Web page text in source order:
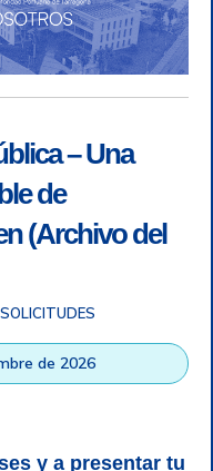
SGSI |
Login
© Todos los derechos
– Una
de
(Archivo del
de 2026
y a presentar tu